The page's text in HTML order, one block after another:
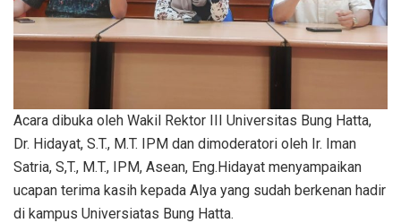
Acara dibuka oleh Wakil Rektor III Universitas Bung Hatta,
Dr. Hidayat, S.T., M.T. IPM dan dimoderatori oleh Ir. Iman
Satria, S,T., M.T., IPM, Asean, Eng.Hidayat menyampaikan
ucapan terima kasih kepada Alya yang sudah berkenan hadir
di kampus Universiatas Bung Hatta.